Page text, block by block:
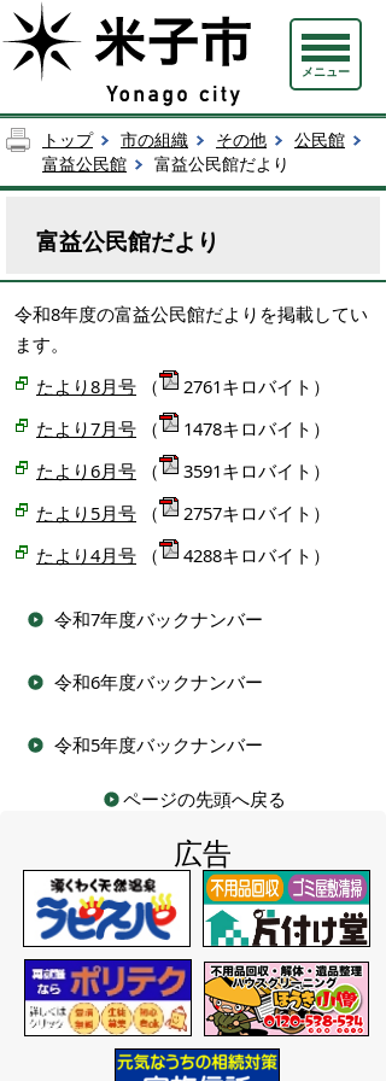
メニュー
トップ 市の組織 その他
公民館
富益公民館
富益公民館だより
富益公民館だより
令和8年度の富益公民館だよりを掲載してい
ます。
たより8月号 （
2761キロバイト）
たより7月号 （
1478キロバイト）
たより6月号 （
3591キロバイト）
たより5月号 （
2757キロバイト）
たより4月号 （ 4288キロバイト）
令和7年度バックナンバー
令和6年度バックナンバー
令和5年度バックナンバー
ページの先頭へ戻る
広告